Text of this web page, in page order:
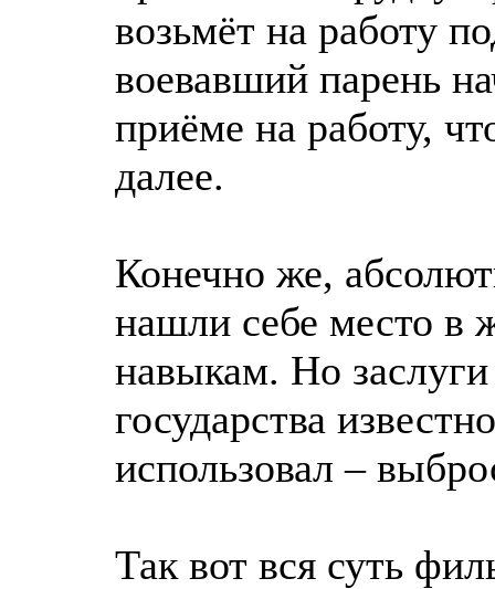
возьмёт на работу
воевавший парень
приёме на работу,
далее.
Конечно же,
нашли себе место в
навыкам. Но
государства
использовал –
Так вот вся суть